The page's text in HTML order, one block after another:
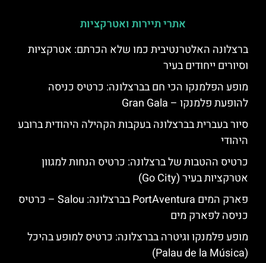
אתרי תיירות ואטרקציות
ברצלונה האלטרנטיבית כמו שלא הכרתם: אטרקציות
וסיורים ייחודים בעיר
מופע הפלמנקו הכי חם בברצלונה: כרטיס כניסה
להופעת פלמנקו – Gran Gala
סיור בעברית בברצלונה בעקבות הקהילה היהודית ברובע
היהודי
כרטיס ההטבות של ברצלונה: כרטיס הנחות למגוון
אטרקציות בעיר (Go City)
פארק המים PortAventura בברצלונה: Salou – כרטיס
כניסה לפארק מים
מופע פלמנקו וגיטרה בברצלונה: כרטיס למופע בהיכל
(Palau de la Música)